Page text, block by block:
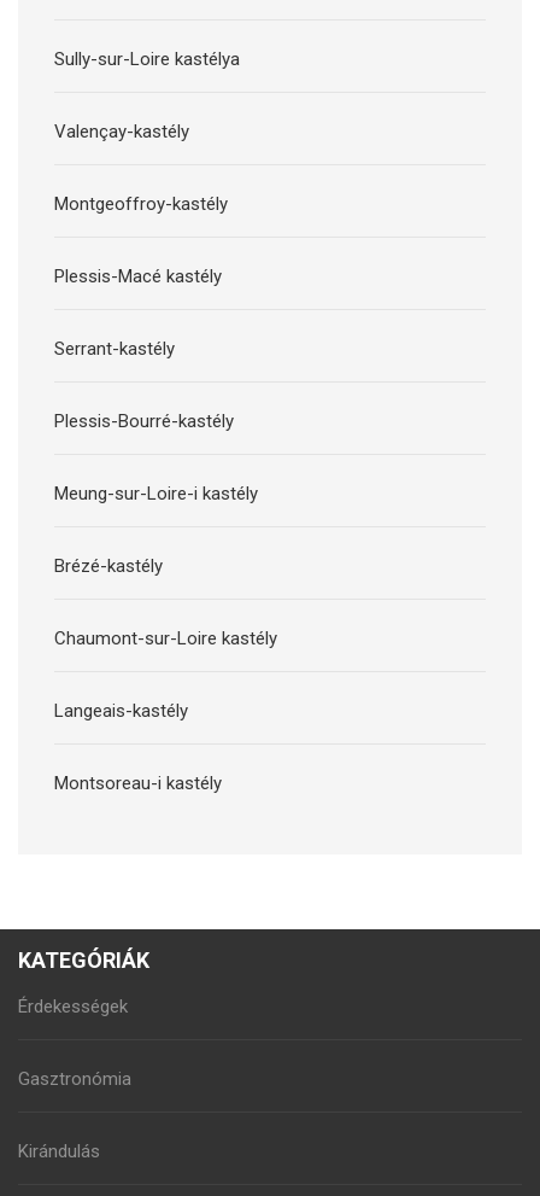
Sully-sur-Loire kastélya
Valençay-kastély
Montgeoffroy-kastély
Plessis-Macé kastély
Serrant-kastély
Plessis-Bourré-kastély
Meung-sur-Loire-i kastély
Brézé-kastély
Chaumont-sur-Loire kastély
Langeais-kastély
Montsoreau-i kastély
KATEGÓRIÁK
Érdekességek
Gasztronómia
Kirándulás